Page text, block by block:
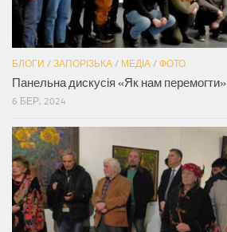
БЛОГИ / ЗАПОРІЗЬКА / МЕДІА / ФОТО
Панельна дискусія «Як нам перемогти»
6 БЕР, 2024